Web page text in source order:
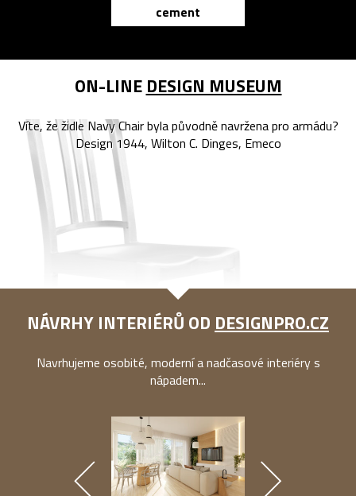
cement
ON-LINE DESIGN MUSEUM
Víte, že židle Navy Chair byla původně navržena pro armádu?
Design 1944, Wilton C. Dinges, Emeco
NÁVRHY INTERIÉRŮ OD DESIGNPRO.CZ
Navrhujeme osobité, moderní a nadčasové interiéry s
nápadem...